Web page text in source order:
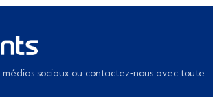
médias sociaux ou contactez-nous avec toute